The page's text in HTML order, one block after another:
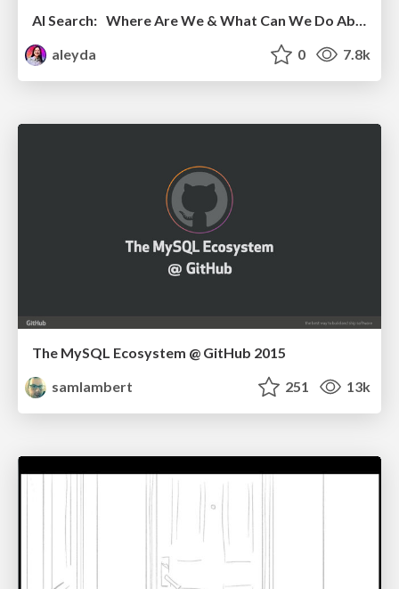
AI Search: Where Are We & What Can We Do About It?
aleyda
0 7.8k
The MySQL Ecosystem @ GitHub 2015
samlambert
251 13k